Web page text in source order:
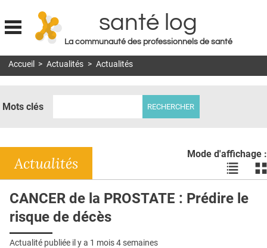
Jump to navigation
santé log
La communauté des professionnels de santé
MON COMPTE
DOSSIERS
RÉSEAUX
E-REVUE SAD
THÉMA
Accueil > Actualités > Actualités
Mots clés
Mode d'affichage :
Voir
les
en
les
Actualités
CANCER de la PROSTATE : Prédire le
risque de décès
Actualité publiée il y a 1 mois 4 semaines